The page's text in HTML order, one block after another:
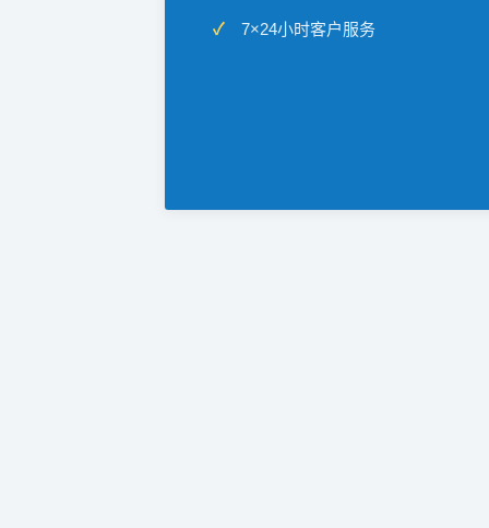
7×24小时客户服务